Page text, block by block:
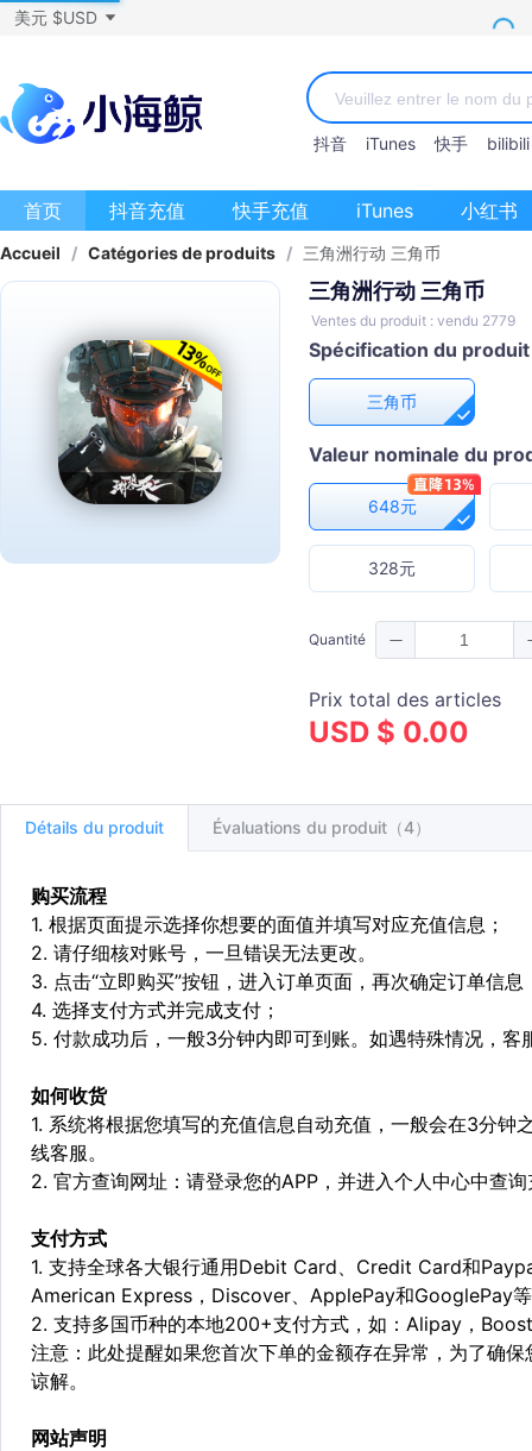
美元 $USD
抖音 iTunes 快手 bilibili
首页 抖音充值 快手充值 iTunes 小红书
Accueil / Catégories de produits / 三角洲行动 三角币
三角洲行动 三角币
Ventes du produit : vendu 2779
Spécification du produit
三角币
Valeur nominale du
648元
328元
Quantité
Prix total des articles
USD $ 0.00
Détails du produit Évaluations du produit（4）
购买流程
1. 根据页面提示选择你想要的面值并填写对应充值信息；
2. 请仔细核对账号，一旦错误无法更改。
3. 点击“立即购买”按钮，进入订单页面，再次确定订单信息
4. 选择支付方式并完成支付；
5. 付款成功后，一般3分钟内即可到账。如遇特殊情况，
如何收货
1. 系统将根据您填写的充值信息自动充值，一般会在3分
线客服。
2. 官方查询网址：请登录您的APP，并进入个人中心中查
支付方式
1. 支持全球各大银行通用Debit Card、Credit Card和
American Express，Discover、ApplePay和GooglePay
2. 支持多国币种的本地200+支付方式，如：Alipay，
注意：此处提醒如果您首次下单的金额存在异常，为了确
谅解。
网站声明